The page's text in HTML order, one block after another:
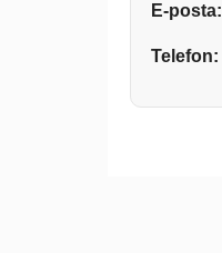
E-posta:
Telefon: